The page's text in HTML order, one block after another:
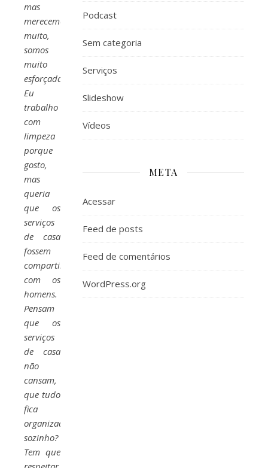
mas
merecemos
muito,
somos
muito
esforçadas.
Eu
trabalho
com
limpeza
porque
gosto,
mas
queria
que os
serviços
de casa
fossem
compartilhados
com os
homens.
Pensam
que os
serviços
de casa
não
cansam,
que tudo
fica
organizado
sozinho?
Tem que
Podcast
Sem categoria
Serviços
Slideshow
Vídeos
META
Acessar
Feed de posts
Feed de comentários
WordPress.org